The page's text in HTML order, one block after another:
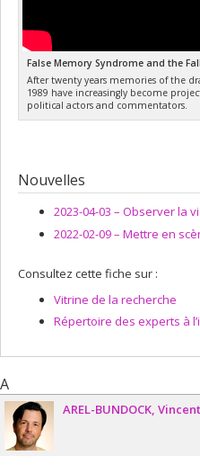
False Memory Syndrome and the
After twenty years memories of the
1989 have increasingly become
political actors and commentators.
Nouvelles
2023-04-03 – Observer la
2022-02-09 – Mettre en
Consultez cette fiche sur :
Vitrine de la recherche
Répertoire des experts à
A
AREL-BUNDOCK Vincent